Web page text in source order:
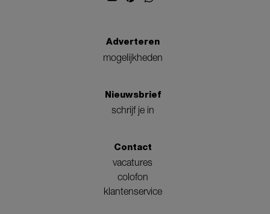
Adverteren
mogelijkheden
Nieuwsbrief
schrijf je in
Contact
vacatures
colofon
klantenservice